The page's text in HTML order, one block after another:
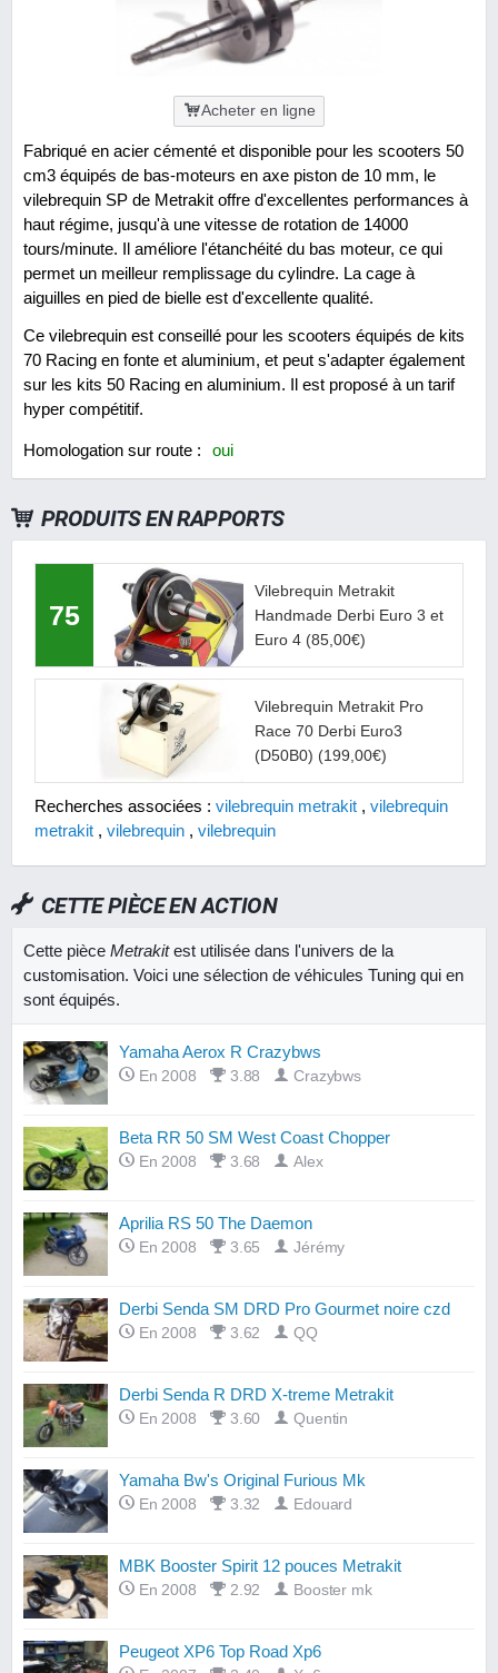
Acheter en ligne
Fabriqué en acier cémenté et disponible pour les scooters 50
cm3 équipés de bas-moteurs en axe piston de 10 mm, le
vilebrequin SP de Metrakit offre d'excellentes performances à
haut régime, jusqu'à une vitesse de rotation de 14000
tours/minute. Il améliore l'étanchéité du bas moteur, ce qui
permet un meilleur remplissage du cylindre. La cage à
aiguilles en pied de bielle est d'excellente qualité.
Ce vilebrequin est conseillé pour les scooters équipés de kits
70 Racing en fonte et aluminium, et peut s'adapter également
sur les kits 50 Racing en aluminium. Il est proposé à un tarif
hyper compétitif.
Homologation sur route : oui
PRODUITS EN RAPPORTS
75
Vilebrequin Metrakit
Handmade Derbi Euro 3 et
Euro 4 (85,00€)
Vilebrequin Metrakit Pro
Race 70 Derbi Euro3
(D50B0) (199,00€)
Recherches associées : vilebrequin metrakit , vilebrequin
metrakit , vilebrequin , vilebrequin
CETTE PIÈCE EN ACTION
Cette pièce Metrakitest utilisée dans l'univers de la
customisation. Voici une sélection de véhicules Tuning qui en
sont équipés.
Yamaha Aerox R Crazybws
En 2008 3.88 Crazybws
Beta RR 50 SM West Coast Chopper
En 2008 3.68 Alex
Aprilia RS 50 The Daemon
En 2008 3.65 Jérémy
Derbi Senda SM DRD Pro Gourmet noire czd
En 2008 3.62 QQ
Derbi Senda R DRD X-treme Metrakit
En 2008 3.60 Quentin
Yamaha Bw's Original Furious Mk
En 2008 3.32 Edouard
MBK Booster Spirit 12 pouces Metrakit
En 2008 2.92 Booster mk
Peugeot XP6 Top Road Xp6